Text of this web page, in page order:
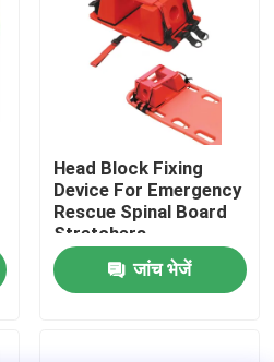
Head Block Fixing
Device For Emergency
Rescue Spinal Board
Stretchers
जांच भेजें